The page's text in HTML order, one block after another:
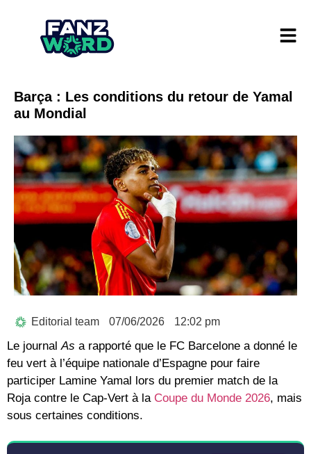
Barça : Les conditions du retour de Yamal
au Mondial
Editorial team 07/06/2026 12:02 pm
Le journal As a rapporté que le FC Barcelone a donné le
feu vert à l’équipe nationale d’Espagne pour faire
participer Lamine Yamal lors du premier match de la
Roja contre le Cap-Vert à la Coupe du Monde 2026, mais
sous certaines conditions.